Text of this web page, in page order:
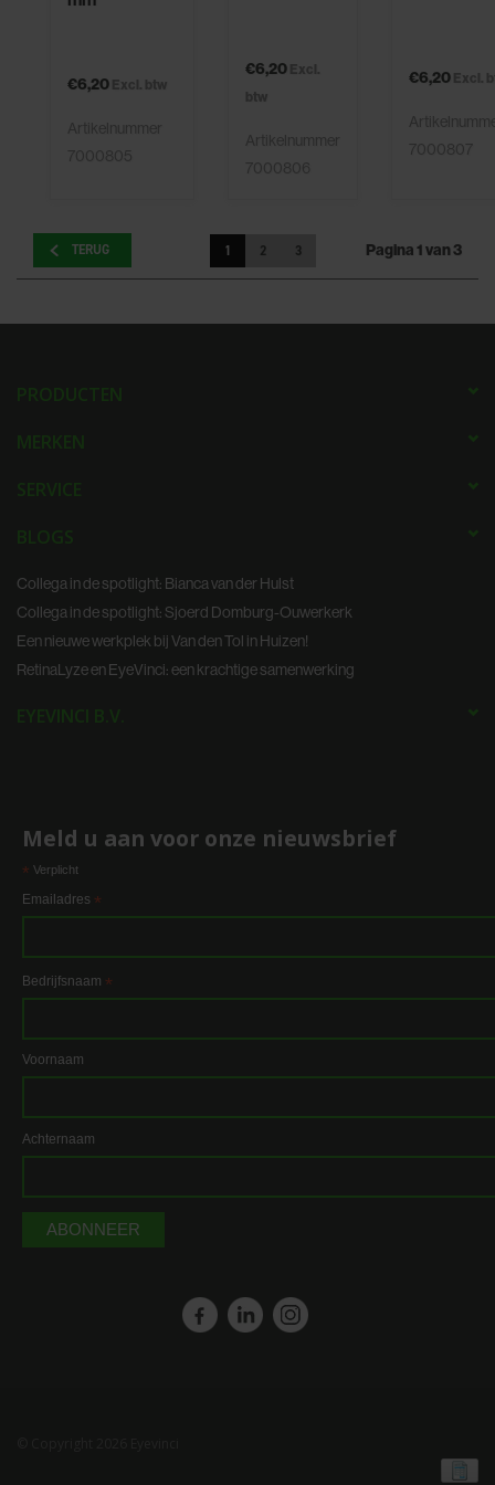
informatie die u aan ze heeft verstrekt of die ze hebben
verzameld op basis van uw gebruik van hun services.
€6,20 Excl. btw
Artikelnummer
7000805
€6,20 Excl.
btw
Artikelnummer
7000806
€6,20 Excl.
7000807
TERUG 1 2 3 Pagina 1 van 3
PRODUCTEN
MERKEN
SERVICE
BLOGS
Collega in de spotlight: Bianca van der Hulst
Collega in de spotlight: Sjoerd Domburg-Ouwerkerk
Een nieuwe werkplek bij Van den Tol in Huizen!
RetinaLyze en EyeVinci: een krachtige samenwerking
EYEVINCI B.V.
Meld u aan voor onze nieuwsbrief
* Verplicht
Emailadres *
Bedrijfsnaam *
Voornaam
Achternaam